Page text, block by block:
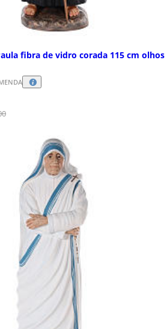
fibra de vidro corada 115 cm olhos